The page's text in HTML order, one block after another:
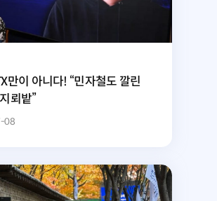
만이 아니다! “민자철도 깔린
뢰밭”
08